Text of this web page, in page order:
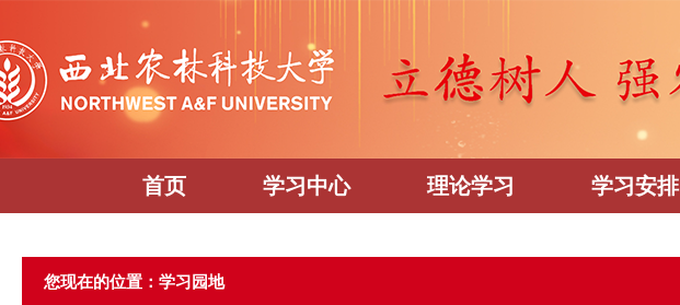
首页 学习中心 理论学习 学习安排
您现在的位置：学习园地